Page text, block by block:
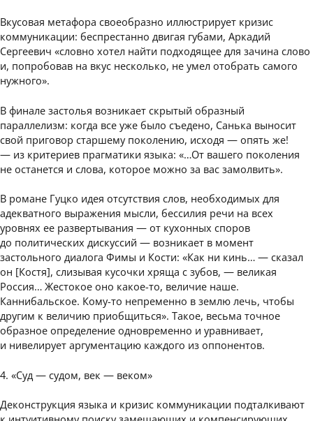
Вкусовая метафора своеобразно иллюстрирует кризис
коммуникации: беспрестанно двигая губами, Аркадий
Сергеевич «словно хотел найти подходящее для зачина слово
и, попробовав на вкус несколько, не умел отобрать самого
нужного».
В финале застолья возникает скрытый образный
параллелизм: когда все уже было съедено, Санька выносит
свой приговор старшему поколению, исходя — опять же!
— из критериев прагматики языка: «…От вашего поколения
не останется и слова, которое можно за вас замолвить».
В романе Гуцко идея отсутствия слов, необходимых для
адекватного выражения мысли, бессилия речи на всех
уровнях ее развертывания — от кухонных споров
до политических дискуссий — возникает в момент
застольного диалога Фимы и Кости: «Как ни кинь… — сказал
он [Костя], слизывая кусочки хряща с зубов, — великая
Россия… Жестокое оно какое-то, величие наше.
Каннибальское. Кому-то непременно в землю лечь, чтобы
другим к величию приобщиться». Такое, весьма точное
образное определение одновременно и уравнивает,
и нивелирует аргументацию каждого из оппонентов.
4. «Суд — судом, век — веком»
Деконструкция языка и кризис коммуникации подталкивают